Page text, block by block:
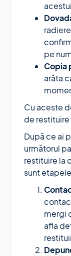
pe
Copia
arăta
Cu aceste
de restituire
După ce ai
următorul
restituire la
sunt
mergi
afla